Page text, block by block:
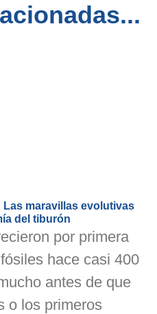
maravillas evolutivas
del tiburón
por primera
hace casi 400
antes de que
o los primeros